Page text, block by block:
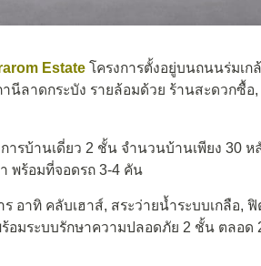
Estate โครงการตั้งอยู่บนถนนร่มเ
นีลาดกระบัง รายล้อมด้วย ร้านสะดวกซื้
การบ้านเดี่ยว 2 ชั้น จำนวนบ้านเพียง 30
พร้อมที่จอดรถ 3-4 คัน
อาทิ คลับเฮาส์, สระว่ายน้ำระบบเกลือ,
ร้อมระบบรักษาความปลอดภัย 2 ชั้น ตลอด